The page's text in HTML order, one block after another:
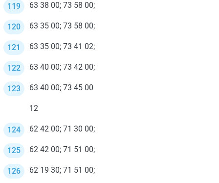
63 38 00; 73 58 00;
63 35 00; 73 58 00;
63 35 00; 73 41 02;
63 40 00; 73 42 00;
63 40 00; 73 45 00
12
62 42 00; 71 30 00;
62 42 00; 71 51 00;
62 19 30; 71 51 00;